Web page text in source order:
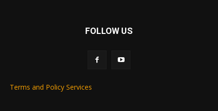
FOLLOW US
Terms and Policy Services